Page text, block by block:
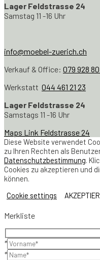
Lager Feldstrasse 24
Samstag 11 -16 Uhr
info@moebel-zuerich.ch
Verkauf & Office: 079 928
Werkstatt 044 461 21 23
Lager Feldstrasse 24
Samstags 11 -16 Uhr
Maps Link Feldstrasse 24
Diese Website verwendet
zu Ihren Rechten als
Datenschutzbestimmung.
Cookies zu akzeptieren und
können.
Cookie settings
Merkliste
*
*